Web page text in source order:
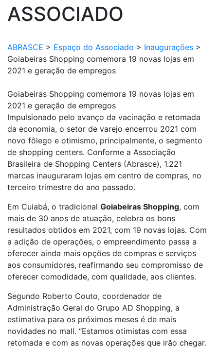
ASSOCIADO
ABRASCE > Espaço do Associado > Inaugurações >
Goiabeiras Shopping comemora 19 novas lojas em
2021 e geração de empregos
Goiabeiras Shopping comemora 19 novas lojas em
2021 e geração de empregos
Impulsionado pelo avanço da vacinação e retomada
da economia, o setor de varejo encerrou 2021 com
novo fôlego e otimismo, principalmente, o segmento
de shopping centers. Conforme a Associação
Brasileira de Shopping Centers (Abrasce), 1.221
marcas inauguraram lojas em centro de compras, no
terceiro trimestre do ano passado.
Em Cuiabá, o tradicional Goiabeiras Shopping, com
mais de 30 anos de atuação, celebra os bons
resultados obtidos em 2021, com 19 novas lojas. Com
a adição de operações, o empreendimento passa a
oferecer ainda mais opções de compras e serviços
aos consumidores, reafirmando seu compromisso de
oferecer comodidade, com qualidade, aos clientes.
Segundo Roberto Couto, coordenador de
Administração Geral do Grupo AD Shopping, a
estimativa para os próximos meses é de mais
novidades no mall. “Estamos otimistas com essa
retomada e com as novas operações que irão chegar.